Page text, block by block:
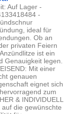
Auf Lager -
-
ideal für
Ob an
privaten Feiern
ist ein
Genauigkeit legen.
Mit einer
genauen
eignet sich
zum
& INDIVIDUELL
die gewünschte